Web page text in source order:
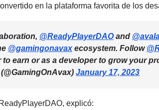
en la plataforma favorita de los
@ReadyPlayerDAOand
@gamingonavaxecosystem. Follow
to earn or as a developer to grow your
(@GamingOnAvax)January 17, 2023
explicó: